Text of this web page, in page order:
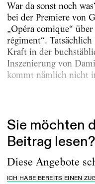
War da sonst noch
bei der Premiere von
„Opéra comique“
régiment“.
Kraft in der
Inszenierung von
kommt nämlich nicht
Sie möchten
Beitrag lesen?
Diese Angebote
ICH HABE BEREITS EINEN